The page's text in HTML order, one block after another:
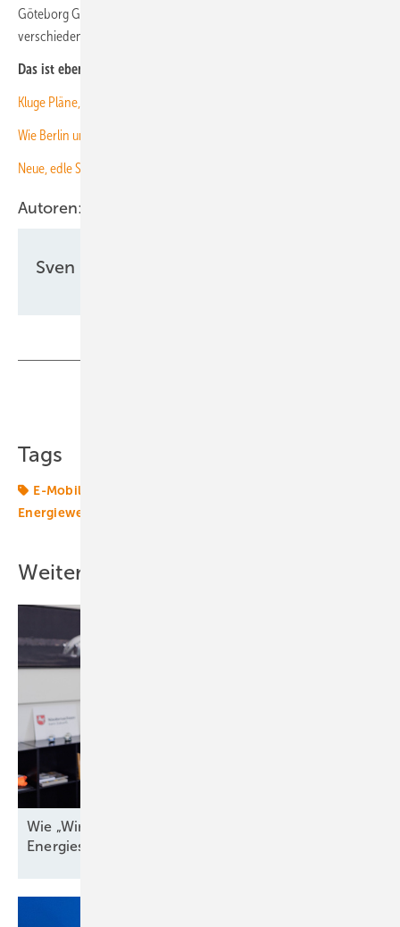
Göteborg Green City Zone. Dies ist der erste in einer Reihe von
verschiedenen Tests, die der Stadt helfen werden, grüner zu werden.
Das ist ebenfalls interessant für Sie:
Kluge Pläne, und wie sie schnell umgesetzt werden
Wie Berlin und Brandenburg klimaneutral werden
Neue, edle Solar Carport Ladestation
Autoren:
Sven Ullrich
Tags
E-Mobilität
Energiewende
Weitere Inhalte
Wie „Windenergieland Eins“ sich aufs Staatsziel
Energiesicherheit einstellen